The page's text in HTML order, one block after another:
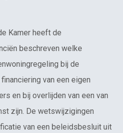
Kamer heeft de
beschreven welke
bij de
van een eigen
en bij overlijden van een van
zijn. De wetswijzigingen
van een beleidsbesluit uit